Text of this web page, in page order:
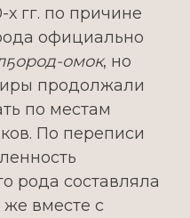
гг. по причине
официально
ҕород-омок, но
продолжали
по местам
По переписи
рода составляла
же вместе с